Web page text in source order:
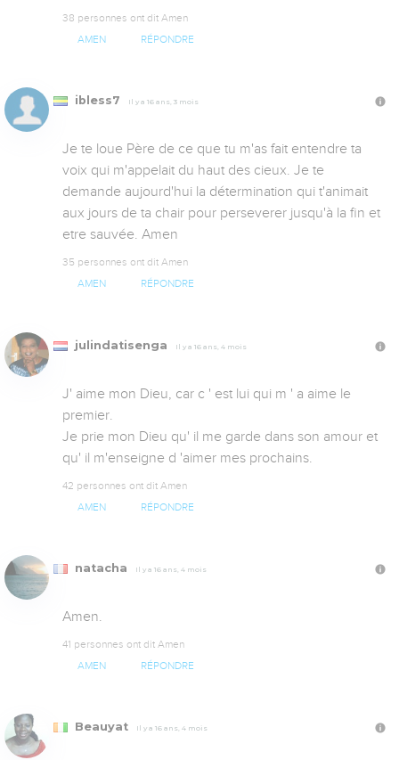
38 personnes ont dit Amen
AMEN RÉPONDRE
ibless7 Il y a 16 ans, 3 mois
Je te loue Père de ce que tu m'as fait entendre ta
voix qui m'appelait du haut des cieux. Je te
demande aujourd'hui la détermination qui t'animait
aux jours de ta chair pour perseverer jusqu'à la fin et
etre sauvée. Amen
35 personnes ont dit Amen
AMEN RÉPONDRE
julindatisenga Il y a 16 ans, 4 mois
J' aime mon Dieu, car c ' est lui qui m ' a aime le
premier.
Je prie mon Dieu qu' il me garde dans son amour et
qu' il m'enseigne d 'aimer mes prochains.
42 personnes ont dit Amen
AMEN RÉPONDRE
natacha Il y a 16 ans, 4 mois
Amen.
41 personnes ont dit Amen
AMEN RÉPONDRE
Beauyat Il y a 16 ans, 4 mois